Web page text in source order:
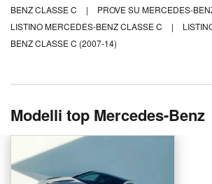
BENZ CLASSE C
| PROVE SU MERCEDES-
LISTINO MERCEDES-BENZ CLASSE C
|
BENZ CLASSE C (2007-14)
Modelli top Mercedes-Benz